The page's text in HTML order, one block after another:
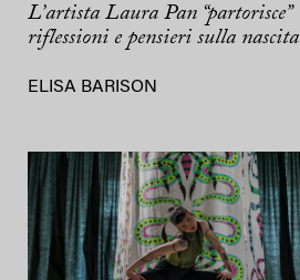
L’artista Laura Pan “partorisce”
riflessioni e pensieri sulla nascita
ELISA BARISON